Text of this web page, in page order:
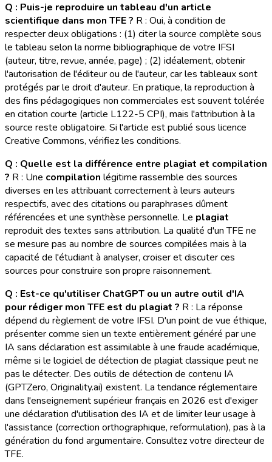
Q : Puis-je reproduire un tableau d'un article
scientifique dans mon TFE ? R : Oui, à condition de
respecter deux obligations : (1) citer la source complète sous
le tableau selon la norme bibliographique de votre IFSI
(auteur, titre, revue, année, page) ; (2) idéalement, obtenir
l'autorisation de l'éditeur ou de l'auteur, car les tableaux sont
protégés par le droit d'auteur. En pratique, la reproduction à
des fins pédagogiques non commerciales est souvent tolérée
en citation courte (article L122-5 CPI), mais l'attribution à la
source reste obligatoire. Si l'article est publié sous licence
Creative Commons, vérifiez les conditions.
Q : Quelle est la différence entre plagiat et compilation
? R : Une compilation légitime rassemble des sources
diverses en les attribuant correctement à leurs auteurs
respectifs, avec des citations ou paraphrases dûment
référencées et une synthèse personnelle. Le plagiat
reproduit des textes sans attribution. La qualité d'un TFE ne
se mesure pas au nombre de sources compilées mais à la
capacité de l'étudiant à analyser, croiser et discuter ces
sources pour construire son propre raisonnement.
Q : Est-ce qu'utiliser ChatGPT ou un autre outil d'IA
pour rédiger mon TFE est du plagiat ? R : La réponse
dépend du règlement de votre IFSI. D'un point de vue éthique,
présenter comme sien un texte entièrement généré par une
IA sans déclaration est assimilable à une fraude académique,
même si le logiciel de détection de plagiat classique peut ne
pas le détecter. Des outils de détection de contenu IA
(GPTZero, Originality.ai) existent. La tendance réglementaire
dans l'enseignement supérieur français en 2026 est d'exiger
une déclaration d'utilisation des IA et de limiter leur usage à
l'assistance (correction orthographique, reformulation), pas à la
génération du fond argumentaire. Consultez votre directeur de
TFE.